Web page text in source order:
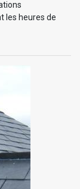
les heures de